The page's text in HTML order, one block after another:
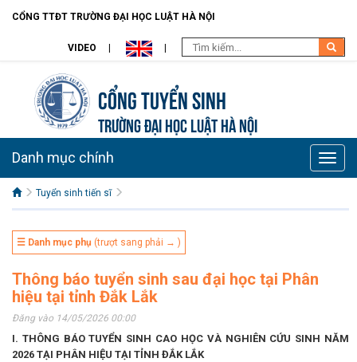
CỔNG TTĐT TRƯỜNG ĐẠI HỌC LUẬT HÀ NỘI
VIDEO
Cổng tuyển sinh
TRƯỜNG ĐẠI HỌC LUẬT HÀ NỘI
Toggle
Danh mục chính
Tuyển sinh tiến sĩ
☰ Danh mục phụ (trượt sang phải → )
Thông báo tuyển sinh sau đại học tại Phân
hiệu tại tỉnh Đắk Lắk
Đăng vào 14/05/2026 00:00
I. THÔNG BÁO TUYỂN SINH CAO HỌC VÀ NGHIÊN CỨU SINH NĂM
2026 TẠI PHÂN HIỆU TẠI TỈNH ĐẮK LẮK